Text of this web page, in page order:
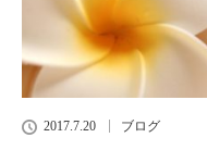
2017.7.20 ブログ